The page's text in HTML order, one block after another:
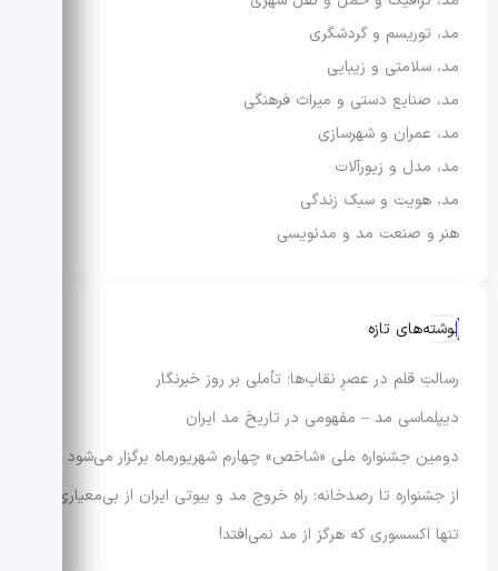
مد، توریسم و گردشگری
مد، سلامتی و زیبایی
مد، صنایع دستی و میراث فرهنگی
مد، عمران و شهرسازی
مد، مدل و زیورآلات
مد، هویت و سبک زندگی
هنر و صنعت مد و مدنویسی
نوشته‌های تازه
رسالتِ قلم در عصرِ نقاب‌ها؛ تأملی بر روز خبرنگار
دیپلماسی مد – مفهومی در تاریخ مد ایران
دومین جشنواره ملی «شاخص» چهارم شهریورماه برگزار می‌شود
از جشنواره تا رصدخانه: راهِ خروج مد و بیوتی ایران از بی‌معیاری
تنها اکسسوری که هرگز از مد نمی‌افتد!